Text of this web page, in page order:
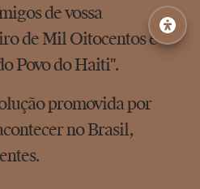
de vossa
de Mil Oitocentos e
Povo do Haiti".
promovida por
no Brasil,